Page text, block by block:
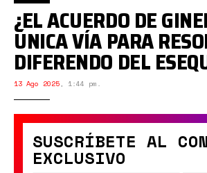
SUSCRÍBETE AL
EXCLUSIVO
¿EL ACUERDO DE
ÚNICA VÍA PARA
DIFERENDO DEL
13 Ago 2025, 1:44 pm.